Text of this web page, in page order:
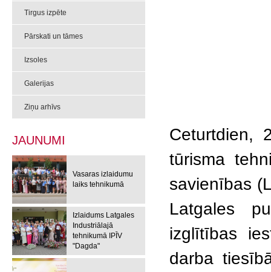
Tirgus izpēte
Pārskati un tāmes
Izsoles
Galerijas
Ziņu arhīvs
JAUNUMI
Vasaras izlaidumu
laiks tehnikumā
Izlaidums Latgales
Industriālajā
tehnikumā IPĪV
"Dagda"
Ceturtdien,
tūrisma
savienības
Latgales
izglītības
darba